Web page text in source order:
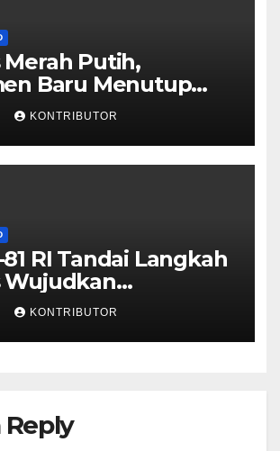
Merah Putih,
Baru Menutup
Penyaluran
KONTRIBUTOR
RI Tandai Langkah
Wujudkan
Pangan dari Akar
KONTRIBUTOR
Reply